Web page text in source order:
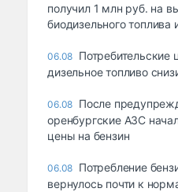
получил 1 млн руб. на
биодизельного топлива
06.08 Потребительские
дизельное топливо
06.08 После
оренбургские АЗС
цены на бензин
06.08 Потребление
вернулось почти к